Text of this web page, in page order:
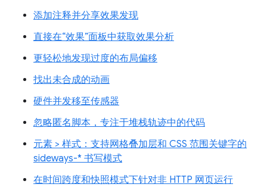
添加注释并分享效果发现
直接在“效果”面板中获取效果分析
更轻松地发现过度的布局偏移
找出未合成的动画
硬件并发移至传感器
忽略匿名脚本，专注于堆栈轨迹中的代码
元素 > 样式：支持网格叠加层和 CSS 范围关键字的
sideways-* 书写模式
在时间跨度和快照模式下针对非 HTTP 网页运行